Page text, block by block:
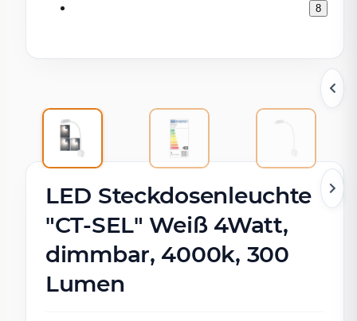
8
LED Steckdosenleuchte
"CT-SEL" Weiß 4Watt,
dimmbar, 4000k, 300
Lumen